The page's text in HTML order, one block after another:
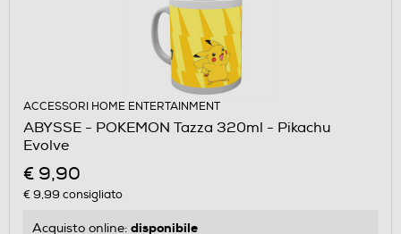
ACCESSORI HOME ENTERTAINMENT
ABYSSE - POKEMON Tazza 320ml - Pikachu
Evolve
€ 9,90
€ 9,99 consigliato
Acquisto online: disponibile